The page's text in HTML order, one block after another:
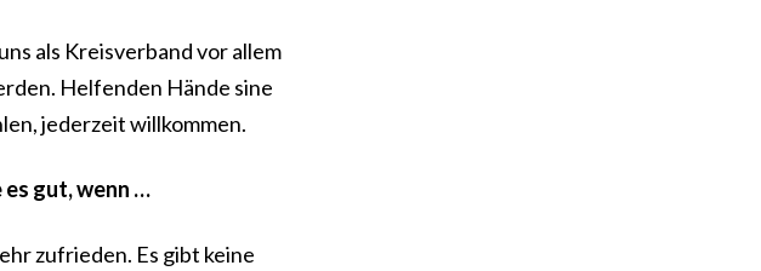
als Kreisverband vor allem
Helfenden Hände sine
jederzeit willkommen.
es gut, wenn …
zufrieden. Es gibt keine